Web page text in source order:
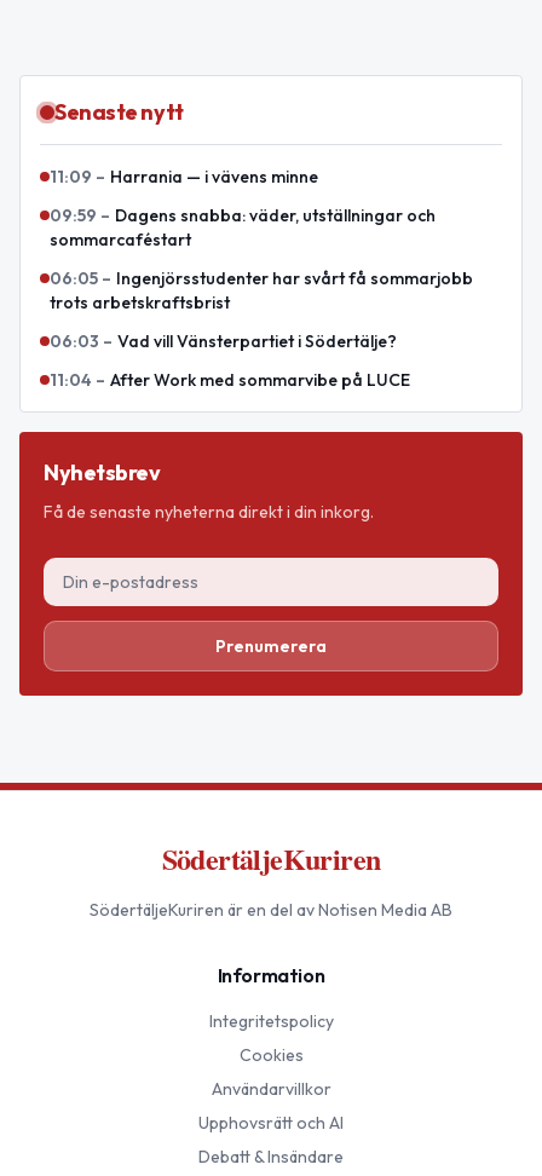
Senaste nytt
11:09 – Harrania — i vävens minne
09:59 – Dagens snabba: väder, utställningar och
sommarcaféstart
06:05 – Ingenjörsstudenter har svårt få sommarjobb
trots arbetskraftsbrist
06:03 – Vad vill Vänsterpartiet i Södertälje?
11:04 – After Work med sommarvibe på LUCE
Nyhetsbrev
Få de senaste nyheterna direkt i din inkorg.
Prenumerera
SödertäljeKuriren
SödertäljeKuriren är en del av Notisen Media AB
Information
Integritetspolicy
Cookies
Användarvillkor
Upphovsrätt och AI
Debatt & Insändare